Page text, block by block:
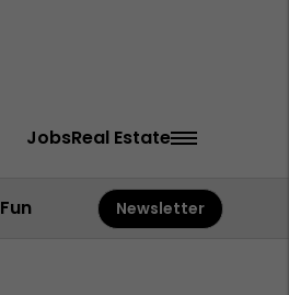
JobsReal Estate
Fun Newsletter